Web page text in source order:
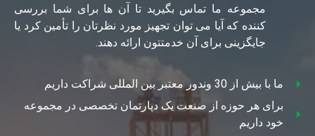
مجموعه ما تماس بگیرید تا آن ها برای شما بررسی
کننده که آیا می توان تجهیز مورد نظرتان را تأمین کرد یا
جایگزینی برای آن خدمتتون ارائه دهند.
ما با بیش از 30 وندور معتبر بین المللی شراکت داریم
برای هر حوزه از صنعت یک دپارتمان تخصصی در مجموعه
خود داریم